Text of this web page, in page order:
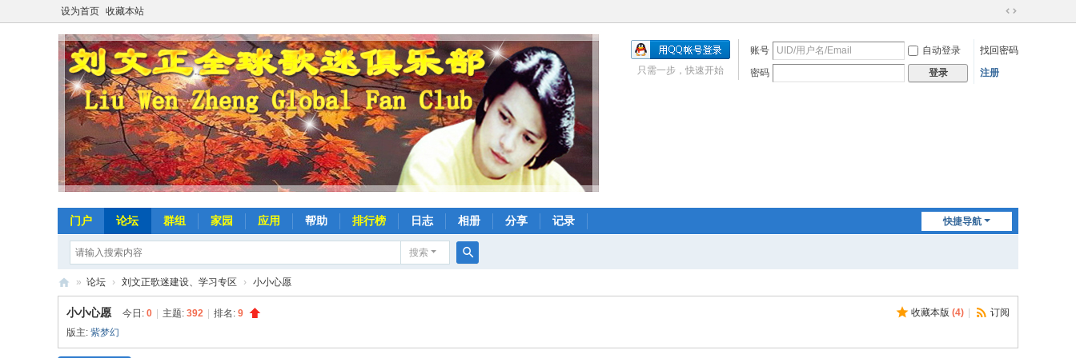
设为首页 收藏本站
切
到
账号 自动登录
找回密码
密码
登录 注册
只需一步，快速开始
快捷导航
门户 论坛 群组 家园 应用 帮助 排行榜 日志 相册 分享 记录
搜索
索
文
正
» 论坛 › 刘文正歌迷建设、学习专区 › 小小心愿
收藏本版 (4) 订阅
小小心愿 今日: 0 主题: 392 排名: 9
版主: 紫梦幻